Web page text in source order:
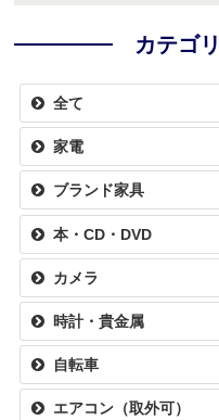
カテゴ
全て
家電
ブランド家具
本・CD・DVD
カメラ
時計・貴金属
自転車
エアコン（取外可）